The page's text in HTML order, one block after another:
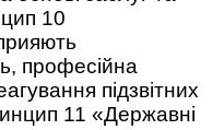
10
професійна
підзвітних
11 «Державні